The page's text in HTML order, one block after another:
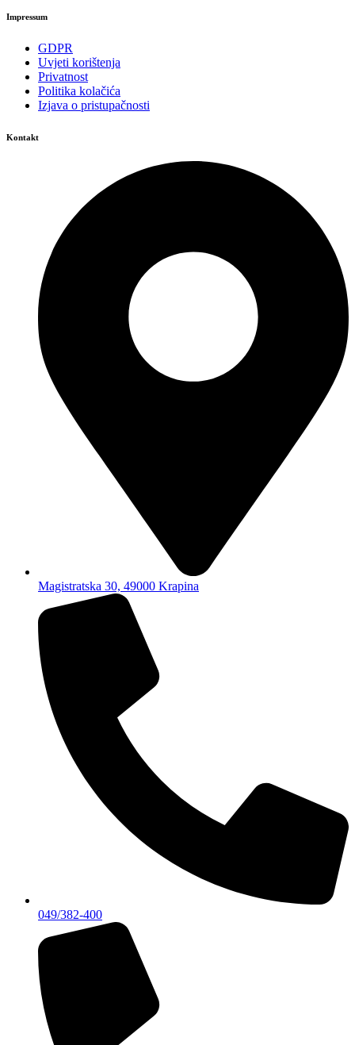
Impressum
GDPR
Uvjeti korištenja
Privatnost
Politika kolačića
Izjava o pristupačnosti
Kontakt
Magistratska 30, 49000 Krapina
049/382-400